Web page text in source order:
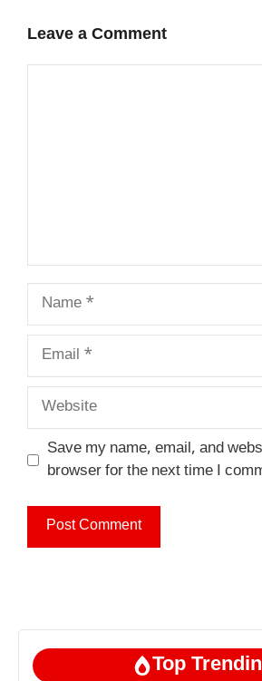
Leave a Comment
Name
Email
Website
Save my name, email, and
browser for the next time I
Top